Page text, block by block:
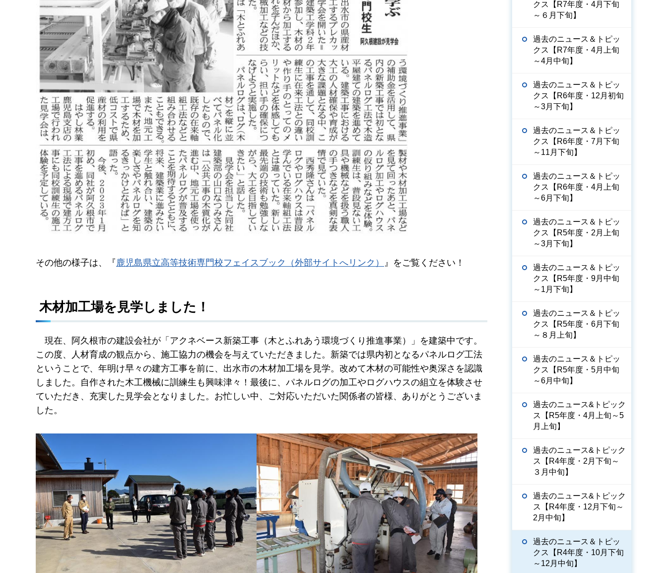
その他の様子は、『 鹿児島県立高等技術専門校フェイスブック（外部サイトへリンク） 』をご覧ください！
木材加工場を見学しました！
現在、阿久根市の建設会社が「アクネベース新築工事（木とふれあう環境づくり推進事業）」を建築中です。
この度、人材育成の観点から、施工協力の機会を与えていただきました。新築では県内初となるパネルログ工法
ということで、年明け早々の建方工事を前に、出水市の木材加工場を見学。改めて木材の可能性や奥深さを認識
しました。自作された木工機械に訓練生も興味津々！最後に、パネルログの加工やログハウスの組立を体験させ
ていただき、充実した見学会となりました。お忙しい中、ご対応いただいた関係者の皆様、ありがとうございま
した。
クス【R7年度・4月下旬
～６月下旬】
過去のニュース＆トピッ
クス【R7年度・4月上旬
～4月中旬】
過去のニュース＆トピッ
クス【R6年度・12月初旬
～3月下旬】
過去のニュース＆トピッ
クス【R6年度・7月下旬
～11月下旬】
過去のニュース＆トピッ
クス【R6年度・4月上旬
～6月下旬】
過去のニュース＆トピッ
クス【R5年度・2月上旬
～3月下旬】
過去のニュース＆トピッ
クス【R5年度・9月中旬
～1月下旬】
過去のニュース＆トピッ
クス【R5年度・6月下旬
～８月上旬】
過去のニュース＆トピッ
クス【R5年度・5月中旬
～6月中旬】
過去のニュース&トピック
ス【R5年度・4月上旬～5
月上旬】
過去のニュース&トピック
ス【R4年度・2月下旬～
３月中旬】
過去のニュース&トピック
ス【R4年度・12月下旬～
2月中旬】
過去のニュース＆トピッ
クス【R4年度・10月下旬
～12月中旬】